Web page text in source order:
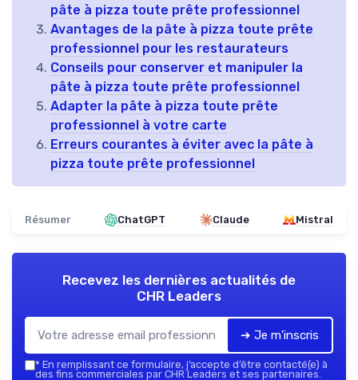
pâte à pizza toute prête professionnel
Avantages de la pâte à pizza toute prête
professionnel pour les restaurateurs
Conseils pour conserver et manipuler la
pâte à pizza toute prête professionnel
Adapter la pâte à pizza toute prête
professionnel à votre carte
Erreurs courantes à éviter avec la pâte à
pizza toute prête professionnel
Résumer ChatGPT Claude Mistral
Recevez les dernières actualités de
CHR Leaders
➔ Je m'inscris
* En remplissant ce formulaire, j’accepte d’être contacté(e) à
des fins commerciales par CHR Leaders et ses partenaires.